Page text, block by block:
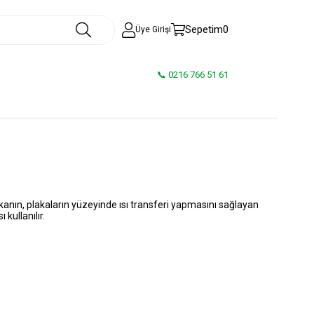
Üye Girişi Sepetim0
📞 0216 766 51 61
plakaların yüzeyinde ısı transferi yapmasını sağlayan
kullanılır.